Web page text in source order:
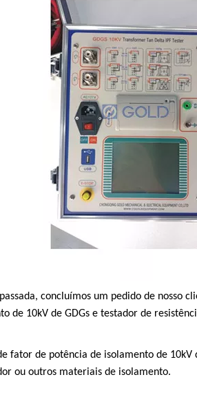
concluímos um pedido de nosso
de 10kV de GDGs e testador de
fator de potência de isolamento de
ou outros materiais de isolamento.